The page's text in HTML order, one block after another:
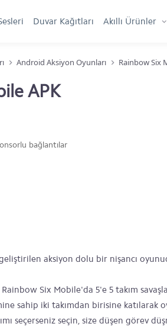
Duvar Kağıtları Akıllı Ürünler
Android Aksiyon Oyunları Rainbow Six
APK
bağlantılar
aksiyon dolu bir nişancı
Six Mobile'da 5'e 5 takım
sahip iki takımdan birisine katılarak
seçerseniz seçin, size düşen görev